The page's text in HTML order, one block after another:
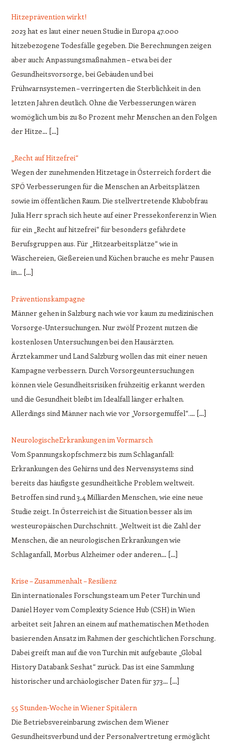
Hitzeprävention wirkt!
2023 hat es laut einer neuen Studie in Europa 47.000
hitzebezogene Todesfälle gegeben. Die Berechnungen zeigen
aber auch: Anpassungsmaßnahmen – etwa bei der
Gesundheitsvorsorge, bei Gebäuden und bei
Frühwarnsystemen – verringerten die Sterblichkeit in den
letzten Jahren deutlich. Ohne die Verbesserungen wären
womöglich um bis zu 80 Prozent mehr Menschen an den Folgen
der Hitze… […]
„Recht auf Hitzefrei“
Wegen der zunehmenden Hitzetage in Österreich fordert die
SPÖ Verbesserungen für die Menschen an Arbeitsplätzen
sowie im öffentlichen Raum. Die stellvertretende Klubobfrau
Julia Herr sprach sich heute auf einer Pressekonferenz in Wien
für ein „Recht auf hitzefrei“ für besonders gefährdete
Berufsgruppen aus. Für „Hitzearbeitsplätze“ wie in
Wäschereien, Gießereien und Küchen brauche es mehr Pausen
in… […]
Präventionskampagne
Männer gehen in Salzburg nach wie vor kaum zu medizinischen
Vorsorge-Untersuchungen. Nur zwölf Prozent nutzen die
kostenlosen Untersuchungen bei den Hausärzten.
Ärztekammer und Land Salzburg wollen das mit einer neuen
Kampagne verbessern. Durch Vorsorgeuntersuchungen
können viele Gesundheitsrisiken frühzeitig erkannt werden
und die Gesundheit bleibt im Idealfall länger erhalten.
Allerdings sind Männer nach wie vor „Vorsorgemuffel“.… […]
NeurologischeErkrankungen im Vormarsch
Vom Spannungskopfschmerz bis zum Schlaganfall:
Erkrankungen des Gehirns und des Nervensystems sind
bereits das häufigste gesundheitliche Problem weltweit.
Betroffen sind rund 3,4 Milliarden Menschen, wie eine neue
Studie zeigt. In Österreich ist die Situation besser als im
westeuropäischen Durchschnitt. „Weltweit ist die Zahl der
Menschen, die an neurologischen Erkrankungen wie
Schlaganfall, Morbus Alzheimer oder anderen… […]
Krise – Zusammenhalt – Resilienz
Ein internationales Forschungsteam um Peter Turchin und
Daniel Hoyer vom Complexity Science Hub (CSH) in Wien
arbeitet seit Jahren an einem auf mathematischen Methoden
basierenden Ansatz im Rahmen der geschichtlichen Forschung.
Dabei greift man auf die von Turchin mit aufgebaute „Global
History Databank Seshat“ zurück. Das ist eine Sammlung
historischer und archäologischer Daten für 373… […]
55 Stunden-Woche in Wiener Spitälern
Die Betriebsvereinbarung zwischen dem Wiener
Gesundheitsverbund und der Personalvertretung ermöglicht